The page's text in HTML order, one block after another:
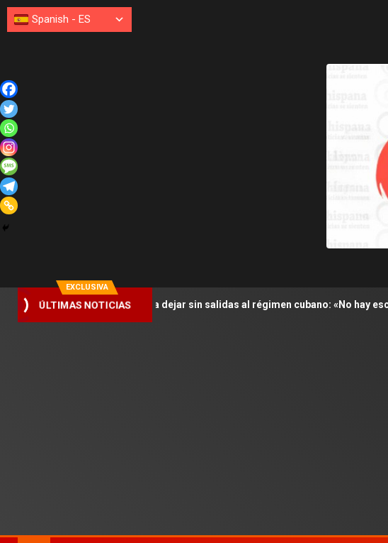
EXCLUSIVA
ÚLTIMAS NOTICIAS
Rubio busca dejar sin salidas al régimen cubano: «No hay escape»
Spanish - ES